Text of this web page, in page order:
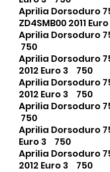
Aprilia Dorsoduro
ZD4SMB00 2011
Aprilia Dorsoduro
750
Aprilia Dorsoduro
2012 Euro 3 750
Aprilia Dorsoduro
2012 Euro 3 750
Aprilia Dorsoduro
750
Aprilia Dorsoduro
Euro 3 750
Aprilia Dorsoduro
2012 Euro 3 750